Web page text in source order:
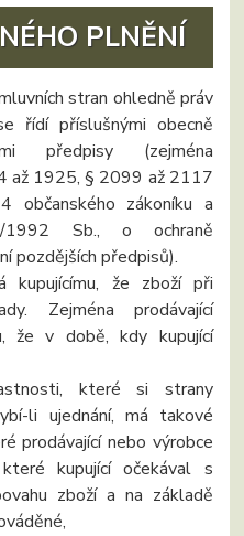
PLNĚNÍ
stran ohledně práv
řídí příslušnými obecně
předpisy (zejména
až 1925, § 2099 až 2117
zákoníku a
1992 Sb., o ochraně
pozdějších předpisů).
kupujícímu, že zboží při
Zejména prodávající
že v době, kdy kupující
které si strany
li ujednání, má takové
prodávající nebo výrobce
kupující očekával s
zboží a na základě